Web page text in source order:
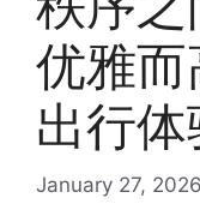
优雅
出行体
January 27, 2026